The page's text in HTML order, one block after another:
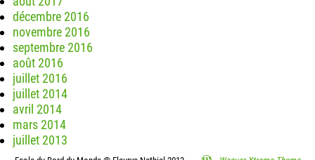
décembre 2016
novembre 2016
septembre 2016
août 2016
juillet 2016
juillet 2014
avril 2014
mars 2014
juillet 2013